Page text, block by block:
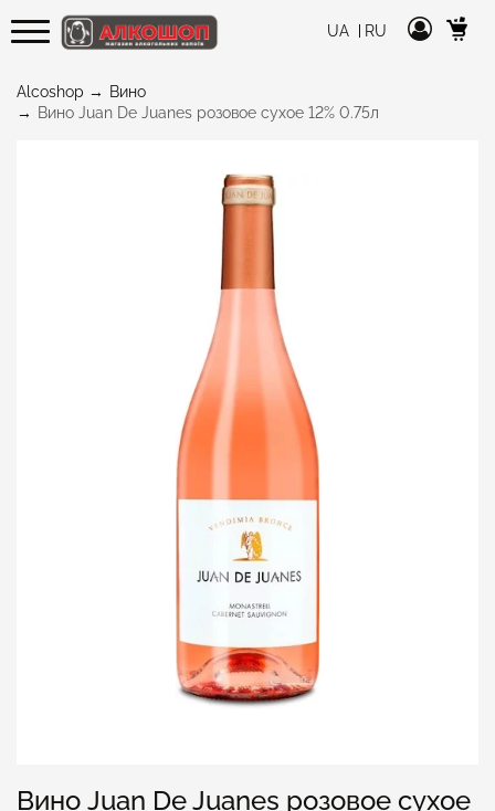
UA RU
Alcoshop
Вино
Вино Juan De Juanes розовое сухое 12% 0.75л
Вино Juan De Juanes розовое сухое